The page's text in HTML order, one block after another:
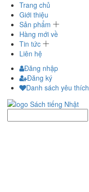
Trang chủ
Giới thiệu
Sản phẩm
Hàng mới về
Tin tức
Liên hệ
Đăng nhập
Đăng ký
Danh sách yêu thích